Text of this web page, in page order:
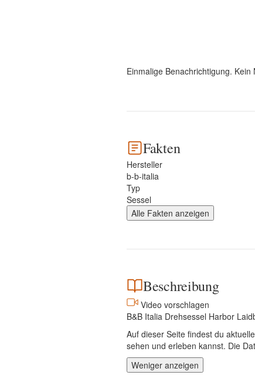
Einmalige Benachrichtigung. Kein
Fakten
Hersteller
b-b-italia
Typ
Sessel
Alle Fakten anzeigen
Beschreibung
Video vorschlagen
B&B Italia Drehsessel Harbor
Auf dieser Seite findest du
sehen und erleben kannst. Die
Weniger anzeigen